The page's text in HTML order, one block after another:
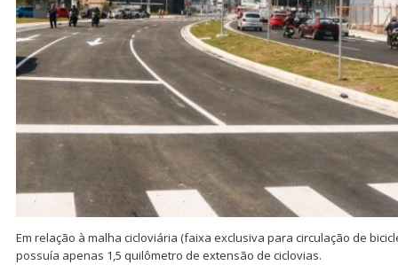
Em relação à malha cicloviária (faixa exclusiva para circulação de
possuía apenas 1,5 quilômetro de extensão de ciclovias.